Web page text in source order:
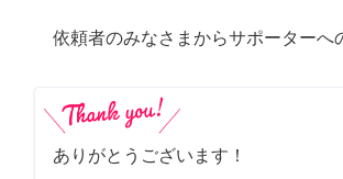
依頼者のみなさまからサポーターへ
ありがとうございます！